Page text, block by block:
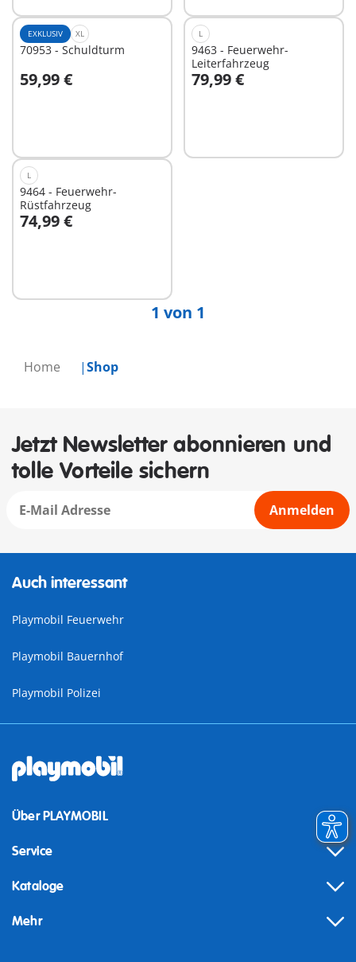
Home Shop
EXKLUSIV XL
70953 - Schuldturm
59,99 €
In den Warenkorb
L
9463 - Feuerwehr-
Leiterfahrzeug
79,99 €
In den Warenkorb
L
9464 - Feuerwehr-
Rüstfahrzeug
74,99 €
1 von 1
Jetzt Newsletter abonnieren und
tolle Vorteile sichern
Anmelden
Auch interessant
Playmobil Feuerwehr
Playmobil Bauernhof
Playmobil Polizei
Über PLAYMOBIL
Service
Kataloge
Mehr